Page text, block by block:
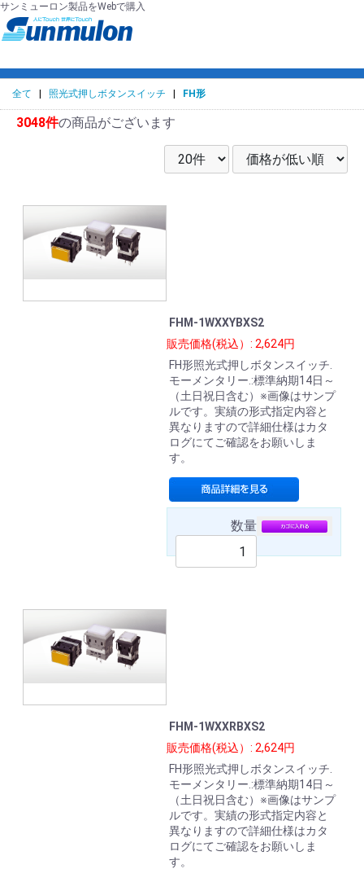
サンミューロン製品をWebで購入
全て 照光式押しボタンスイッチ FH形
3048件の商品がございます
FHM-1WXXYBXS2
販売価格(税込）: 2,624円
FH形照光式押しボタンスイッチ.
モーメンタリー.:標準納期14日～
（土日祝日含む）※画像はサンプ
ルです。実績の形式指定内容と
異なりますので詳細仕様はカタ
ログにてご確認をお願いしま
す。
数量
FHM-1WXXRBXS2
販売価格(税込）: 2,624円
FH形照光式押しボタンスイッチ.
モーメンタリー.:標準納期14日～
（土日祝日含む）※画像はサンプ
ルです。実績の形式指定内容と
異なりますので詳細仕様はカタ
ログにてご確認をお願いしま
す。